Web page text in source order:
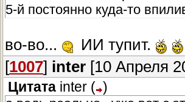
5-й постоянно куда-то
во-во...
ИИ тупит.
[1007] inter [10 Апреля
Цитата inter ( )